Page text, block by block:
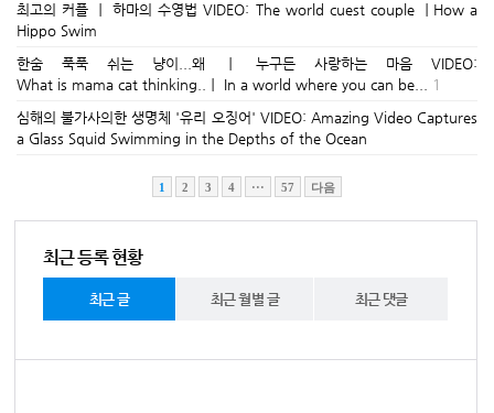
최고의 커플 ㅣ 하마의 수영법 VIDEO: The world cuest couple ㅣHow a
Hippo Swim
한숨 푹푹 쉬는 냥이...왜 ㅣ 누구든 사랑하는 마음 VIDEO:
What is mama cat thinking..ㅣ In a world where you can be...
1
심해의 불가사의한 생명체 '유리 오징어' VIDEO: Amazing Video Captures
a Glass Squid Swimming in the Depths of the Ocean
1 2 3 4 ··· 57 다음
최근 등록 현황
최근 글 최근 월별 글 최근 댓글